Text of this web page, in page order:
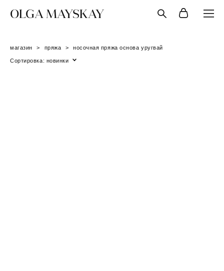
OLGA MAYSKAY
магазин > пряжа > носочная пряжа основа уругвай
Сортировка: новинки